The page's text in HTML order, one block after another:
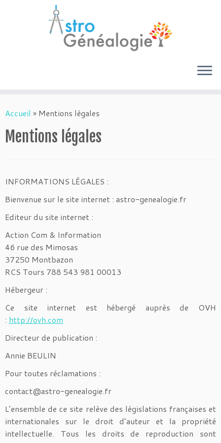
auAccueil » Mentions légales
Mentions légales
INFORMATIONS LÉGALES :
Bienvenue sur le site internet : astro-genealogie.fr
Editeur du site internet :
Action Com & Information
46 rue des Mimosas
37250 Montbazon
RCS Tours 788 543 981 00013
Hébergeur :
Ce site internet est hébergé auprès de OVH
: http://ovh.com
Directeur de publication :
Annie BEULIN
Pour toutes réclamations :
contact@astro-genealogie.fr
L’ensemble de ce site relève des législations françaises et
internationales sur le droit d’auteur et la propriété
intellectuelle. Tous les droits de reproduction sont